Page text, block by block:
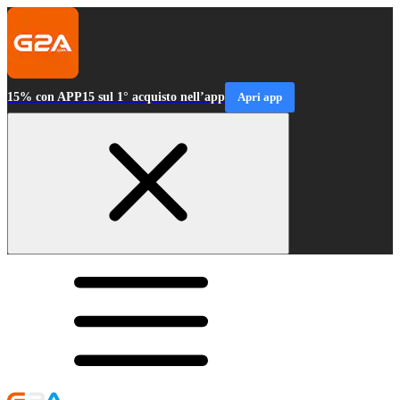
15% con APP15 sul 1° acquisto nell’app Apri app